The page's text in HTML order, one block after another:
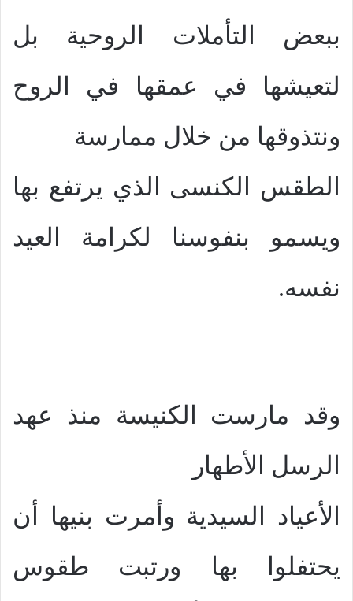
ببعض التأملات الروحية بل
لتعيشها في عمقها في الروح
ونتذوقها من خلال ممارسة
الطقس الكنسى الذي يرتفع بها
ويسمو بنفوسنا لكرامة العيد
نفسه.
وقد مارست الكنيسة منذ عهد
الرسل الأطهار
الأعياد السيدية وأمرت بنيها أن
يحتفلوا بها ورتبت طقوس